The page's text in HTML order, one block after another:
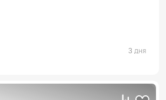
3 дня